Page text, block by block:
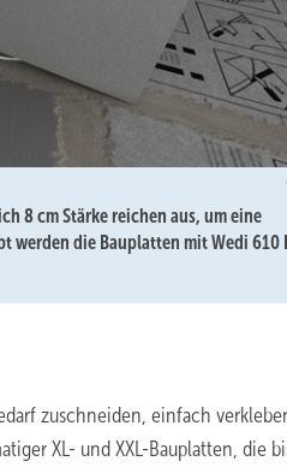
8 cm Stärke reichen aus, um eine
werden die Bauplatten mit Wedi 610
zuschneiden, einfach
XL- und XXL-Bauplatten, die